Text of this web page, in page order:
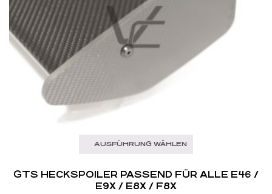
AUSFÜHRUNG WÄHLEN
GTS HECKSPOILER PASSEND FÜR ALLE E46 /
E9X / E8X / F8X